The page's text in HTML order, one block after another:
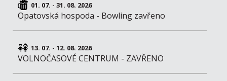
01. 07. - 31. 08. 2026
Opatovská hospoda - Bowling zavřeno
13. 07. - 12. 08. 2026
VOLNOČASOVÉ CENTRUM - ZAVŘENO